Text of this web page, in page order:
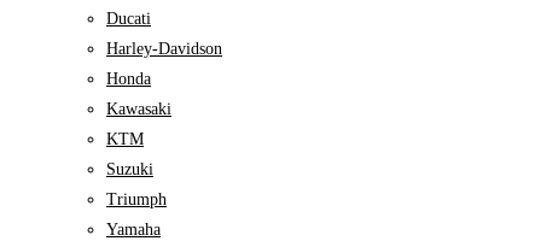
Ducati
Harley-Davidson
Honda
Kawasaki
KTM
Suzuki
Triumph
Yamaha